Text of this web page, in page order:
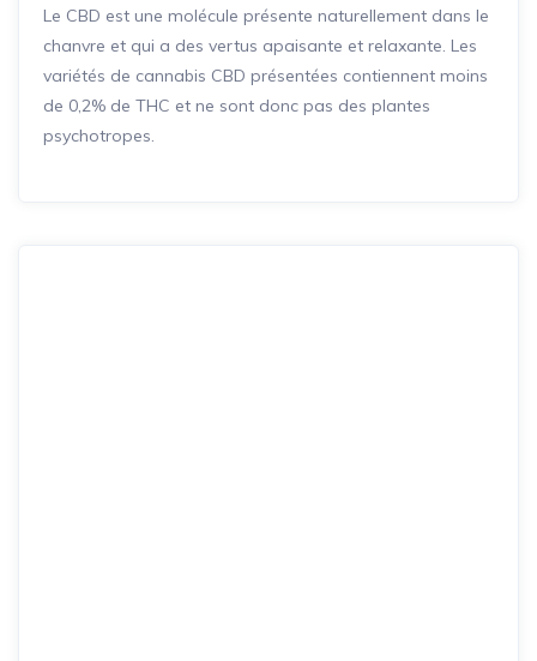
Le CBD est une molécule présente naturellement dans le
chanvre et qui a des vertus apaisante et relaxante. Les
variétés de cannabis CBD présentées contiennent moins
de 0,2% de THC et ne sont donc pas des plantes
psychotropes.